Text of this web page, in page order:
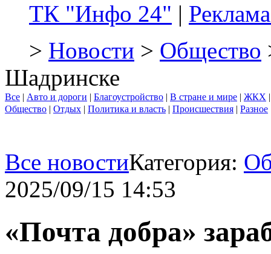
ТК "Инфо 24" |
> Новости > Общество
Шадринске
Все | Авто и дороги | Благоустройство | В стране и мире | ЖКХ
Общество | Отдых | Политика и власть | Происшествия | Разное
Все новостиКатегория:
2025/09/15 14:53
«Почта добра»